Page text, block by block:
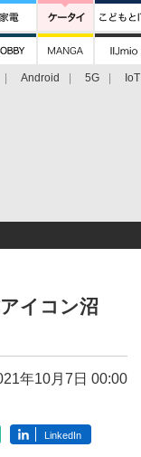
Android 5G IoT
イコン沼
年10月7日 00:00
LinkedIn